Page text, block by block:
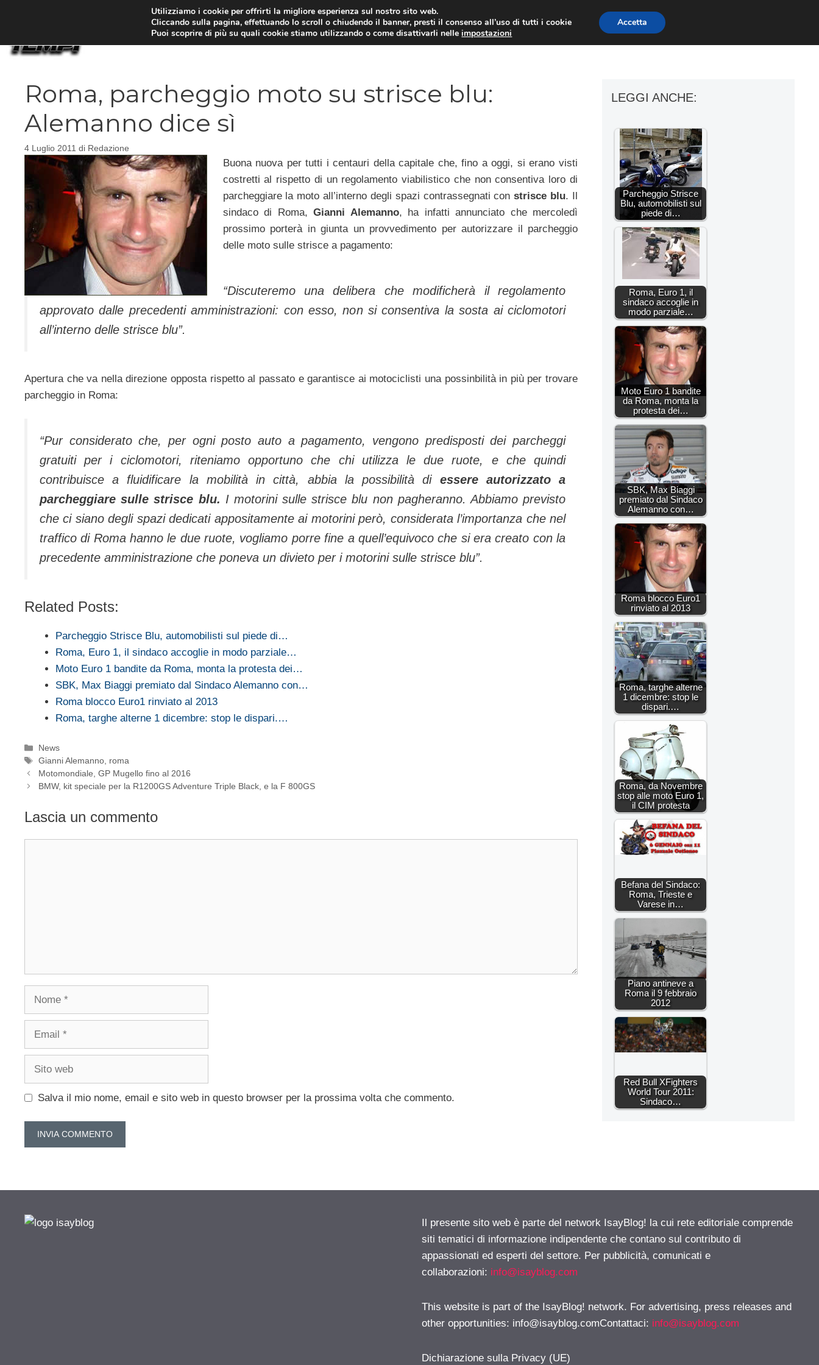
MOTO NEWS ACCESSORI MOTO MOTO GP
Roma, parcheggio moto su strisce blu:
Alemanno dice sì
4 Luglio 2011 di Redazione
Buona nuova per tutti i centauri della capitale che, fino a oggi, si erano visti
costretti al rispetto di un regolamento viabilistico che non consentiva loro di
parcheggiare la moto all’interno degli spazi contrassegnati constrisce blu. Il
sindaco di Roma, Gianni Alemanno, ha infatti annunciato che mercoledì
prossimo porterà in giunta un provvedimento per autorizzare il parcheggio
delle moto sulle strisce a pagamento:
“Discuteremo una delibera che modificherà il regolamento
approvato dalle precedenti amministrazioni: con esso, non si consentiva la sosta ai ciclomotori
all’interno delle strisce blu”.
Apertura che va nella direzione opposta rispetto al passato e garantisce ai motociclisti una possinbilità in più per trovare
parcheggio in Roma:
“Pur considerato che, per ogni posto auto a pagamento, vengono predisposti dei parcheggi
gratuiti per i ciclomotori, riteniamo opportuno che chi utilizza le due ruote, e che quindi
contribuisce a fluidificare la mobilità in città, abbia la possibilità di essere autorizzato a
parcheggiare sulle strisce blu. I motorini sulle strisce blu non pagheranno. Abbiamo previsto
che ci siano degli spazi dedicati appositamente ai motorini però, considerata l’importanza che nel
traffico di Roma hanno le due ruote, vogliamo porre fine a quell’equivoco che si era creato con la
precedente amministrazione che poneva un divieto per i motorini sulle strisce blu”.
Related Posts:
Parcheggio Strisce Blu, automobilisti sul piede di…
Roma, Euro 1, il sindaco accoglie in modo parziale…
Moto Euro 1 bandite da Roma, monta la protesta dei…
SBK, Max Biaggi premiato dal Sindaco Alemanno con…
Roma blocco Euro1 rinviato al 2013
Roma, targhe alterne 1 dicembre: stop le dispari.…
Categorie
News
Tag
Gianni Alemanno, roma
Motomondiale, GP Mugello fino al 2016
BMW, kit speciale per la R1200GS Adventure Triple Black, e la F 800GS
Lascia un commento
Nome
Email
Sito
Salva il mio nome, email e sito web in questo browser per la prossima volta che commento.
LEGGI ANCHE:
Parcheggio Strisce
Blu, automobilisti sul
piede di…
Roma, Euro 1, il
sindaco accoglie in
modo parziale…
Moto Euro 1 bandite
da Roma, monta la
protesta dei…
SBK, Max Biaggi
premiato dal Sindaco
Alemanno con…
Roma blocco Euro1
rinviato al 2013
Roma, targhe alterne
1 dicembre: stop le
dispari.…
Roma, da Novembre
stop alle moto Euro 1,
il CIM protesta
Befana del Sindaco:
Roma, Trieste e
Varese in…
Piano antineve a
Roma il 9 febbraio
2012
Red Bull XFighters
World Tour 2011:
Sindaco…
Il presente sito web è parte del network IsayBlog! la cui rete editoriale comprende
siti tematici di informazione indipendente che contano sul contributo di
appassionati ed esperti del settore. Per pubblicità, comunicati e
collaborazioni: info@isayblog.com
This website is part of the IsayBlog! network. For advertising, press releases and
other opportunities: info@isayblog.comContattaci: info@isayblog.com
Dichiarazione sulla Privacy (UE)
Utilizziamo i cookie per offrirti la migliore esperienza sul nostro sito web.
Cliccando sulla pagina, effettuando lo scroll o chiudendo il banner, presti il consenso all’uso di tutti i cookie
Puoi scoprire di più su quali cookie stiamo utilizzando o come disattivarli nelleimpostazioni
Accetta